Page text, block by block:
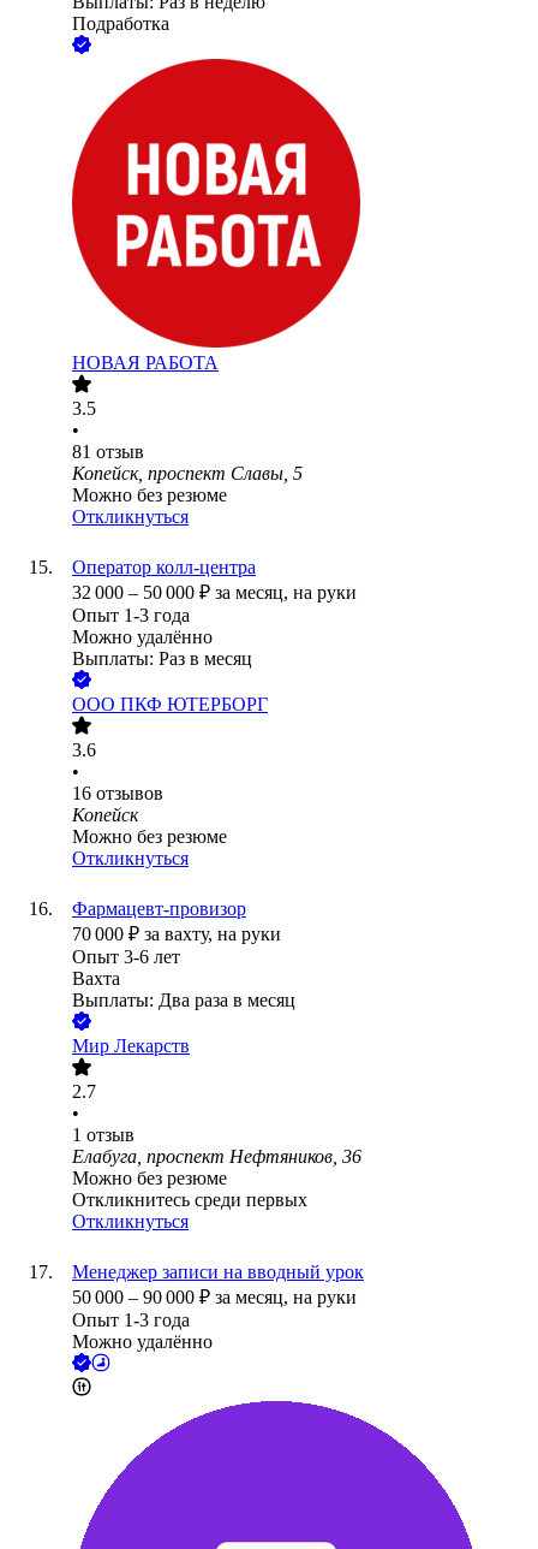
Подработка
НОВАЯ РАБОТА
3.5
•
81 отзыв
Копейск, проспект Славы, 5
Можно без резюме
Откликнуться
Оператор колл-центра
32 000 – 50 000 ₽ за месяц, на руки
Опыт 1-3 года
Можно удалённо
Выплаты: Раз в месяц
ООО ПКФ ЮТЕРБОРГ
3.6
•
16 отзывов
Копейск
Можно без резюме
Откликнуться
Фармацевт-провизор
70 000 ₽ за вахту, на руки
Опыт 3-6 лет
Вахта
Выплаты: Два раза в месяц
Мир Лекарств
2.7
•
1 отзыв
Елабуга, проспект Нефтяников, 36
Можно без резюме
Откликнитесь среди первых
Откликнуться
Менеджер записи на вводный урок
50 000 – 90 000 ₽ за месяц, на руки
Опыт 1-3 года
Можно удалённо